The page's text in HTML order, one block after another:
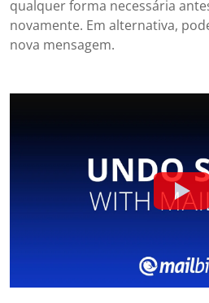
qualquer forma necessária
novamente. Em alternativa,
nova mensagem.